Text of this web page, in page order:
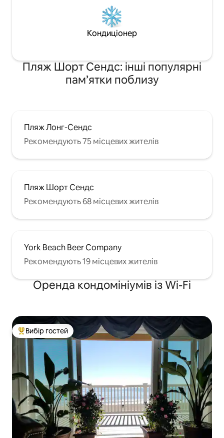
Кондиціонер
Пляж Шорт Сендс: інші популярні
пам’ятки поблизу
Пляж Лонг-Сендс
Рекомендують 75 місцевих жителів
Пляж Шорт Сендс
Рекомендують 68 місцевих жителів
York Beach Beer Company
Рекомендують 19 місцевих жителів
Оренда кондомініумів із Wi-Fi
Топ вибір гостей
Вибір гостей